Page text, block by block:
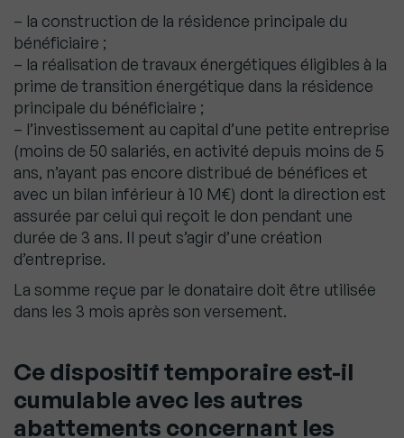
– la construction de la résidence principale du
bénéficiaire ;
– la réalisation de travaux énergétiques éligibles à la
prime de transition énergétique dans la résidence
principale du bénéficiaire ;
– l’investissement au capital d’une petite entreprise
(moins de 50 salariés, en activité depuis moins de 5
ans, n’ayant pas encore distribué de bénéfices et
avec un bilan inférieur à 10 M€) dont la direction est
assurée par celui qui reçoit le don pendant une
durée de 3 ans. Il peut s’agir d’une création
d’entreprise.
La somme reçue par le donataire doit être utilisée
dans les 3 mois après son versement.
Ce dispositif temporaire est-il
cumulable avec les autres
abattements concernant les